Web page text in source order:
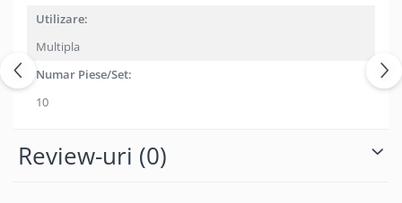
Utilizare:
Multipla
Numar Piese/Set:
10
Review-uri (0)